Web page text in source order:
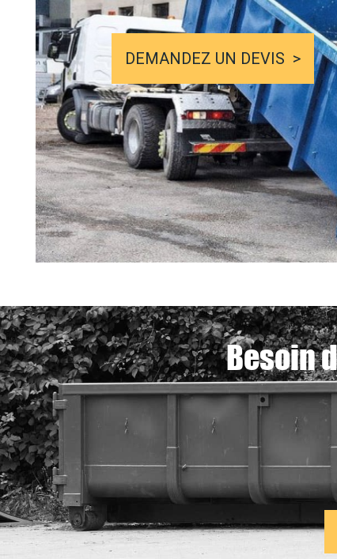
DEMANDEZ UN DEVIS
Besoin